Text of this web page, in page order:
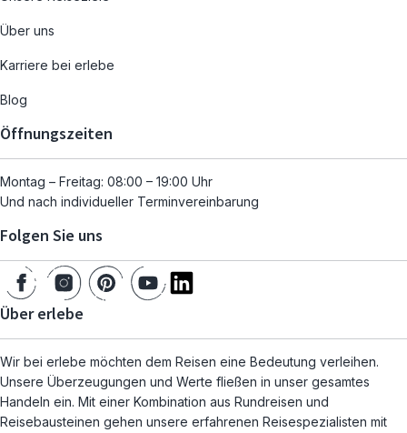
Über uns
Karriere bei erlebe
Blog
Öffnungszeiten
Montag – Freitag: 08:00 – 19:00 Uhr
Und nach individueller Terminvereinbarung
Folgen Sie uns
Über erlebe
Wir bei erlebe möchten dem Reisen eine Bedeutung verleihen.
Unsere Überzeugungen und Werte fließen in unser gesamtes
Handeln ein. Mit einer Kombination aus Rundreisen und
Reisebausteinen gehen unsere erfahrenen Reisespezialisten mit